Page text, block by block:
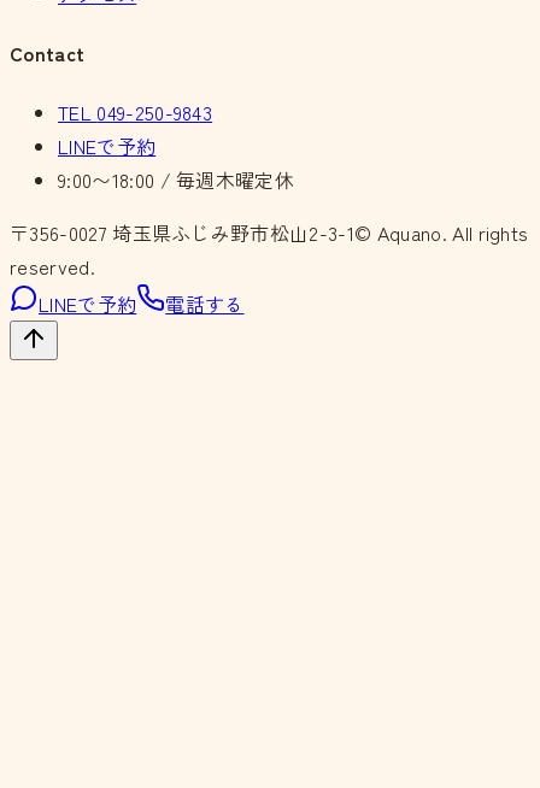
Contact
TEL 049-250-9843
LINEで予約
9:00〜18:00 / 毎週木曜定休
〒356-0027 埼玉県ふじみ野市松山2-3-1© Aquano. All rights
reserved.
LINEで予約
電話する